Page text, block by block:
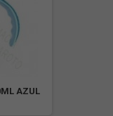
AZUL